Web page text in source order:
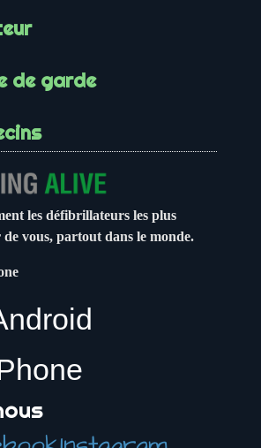
de garde
les défibrillateurs les plus
vous, partout dans le monde.